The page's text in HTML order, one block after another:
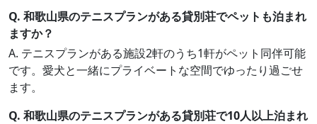
Q. 和歌山県のテニスプランがある貸別荘でペットも泊まれ
ますか？
A. テニスプランがある施設2軒のうち1軒がペット同伴可能
です。愛犬と一緒にプライベートな空間でゆったり過ごせ
ます。
Q. 和歌山県のテニスプランがある貸別荘で10人以上泊まれ